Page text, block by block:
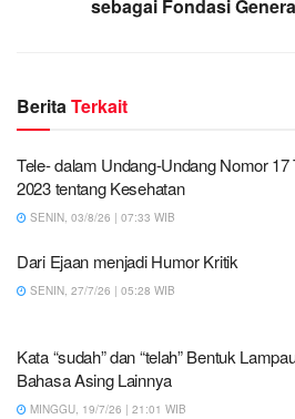
sebagai Fondasi
BeritaTerkait
Tele- dalam Undang-Undang Nomor 17
2023 tentang Kesehatan
SENIN, 03/8/26 | 07:33 WIB
Dari Ejaan menjadi Humor Kritik
SENIN, 27/7/26 | 05:28 WIB
Kata “sudah” dan “telah” Bentuk
Bahasa Asing Lainnya
MINGGU, 19/7/26 | 21:01 WIB